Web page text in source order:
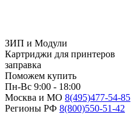
ЗИП и Модули
Картриджи для принтеров
заправка
Поможем купить
Пн-Вс 9:00 - 18:00
Москва и МО 8(495)477-54-85
Регионы РФ 8(800)550-51-42